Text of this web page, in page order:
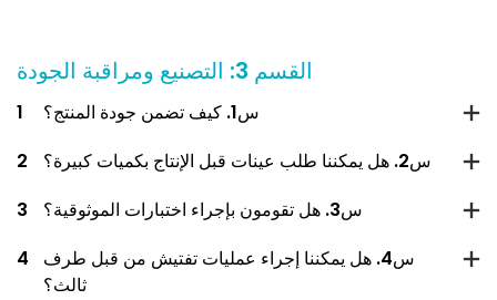
القسم 3: التصنيع ومراقبة الجودة
1
س1. كيف تضمن جودة المنتج؟
2
س2. هل يمكننا طلب عينات قبل الإنتاج بكميات كبيرة؟
3
س3. هل تقومون بإجراء اختبارات الموثوقية؟
4
س4. هل يمكننا إجراء عمليات تفتيش من قبل طرف
ثالث؟